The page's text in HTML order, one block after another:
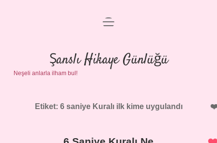
Anasayfa
Gizlilik Politikası
menüyü
Şanslı Hikaye Günlüğü
Neşeli anlarla ilham bul!
Etiket: 6 saniye Kuralı ilk kime uygulandı